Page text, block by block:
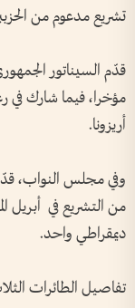
تشريع مدعوم من
قدّم السيناتور
مؤخرا، فيما شارك في
أريزونا.
وفي مجلس النواب،
من التشريع في
ديمقراطي واحد.
تفاصيل الطائرات